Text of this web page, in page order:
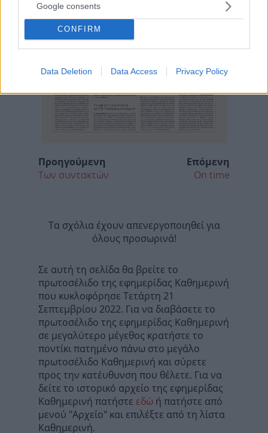
Google consents
CONFIRM
Data Deletion Data Access Privacy Policy
Προηγούμενη
Των συντακτών
Επόμενη
On time
Τα σχόλια έχουν απενεργοποιηθεί για
όλους προσωρινά!
Σε αυτή τη σελίδα θα βρείτε το
πρωτοσέλιδο της εφημερίδας Καθημερινή
που κυκλοφόρησε Τετάρτη 21
Σεπτεμβρίου 2022. Για να διαβάσετε το
πρωτοσέλιδο της εφημερίδας Καθημερινή
σε μεγαλύτερο μέγεθος κρατήστε το
ποντίκι πατημένο πάνω στο μεγάλο
πρωτοσέλιδο Καθημερινή και σύρετε
προς την κατέυθυνση που θέλετε. Για να
δείτε το ιστορικό αρχείο της εφημερίδας
Καθημερινή πατήστε εδώ ή πατήστε από
μενού "Αρχείο" και επιλέξτε από τη λίστα
Καθημερινή.